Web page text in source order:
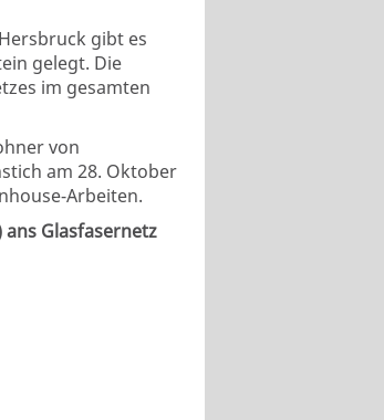
gibt es
gelegt. Die
im gesamten
von
am 28. Oktober
Arbeiten.
Glasfasernetz